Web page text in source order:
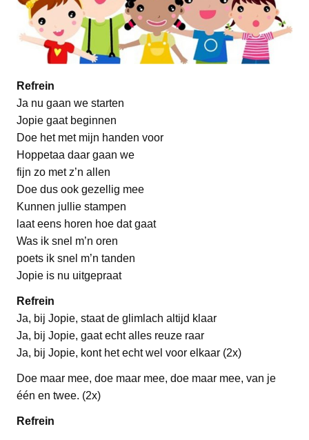
Refrein
Ja nu gaan we starten
Jopie gaat beginnen
Doe het met mijn handen voor
Hoppetaa daar gaan we
fijn zo met z’n allen
Doe dus ook gezellig mee
Kunnen jullie stampen
laat eens horen hoe dat gaat
Was ik snel m’n oren
poets ik snel m’n tanden
Jopie is nu uitgepraat
Refrein
Ja, bij Jopie, staat de glimlach altijd klaar
Ja, bij Jopie, gaat echt alles reuze raar
Ja, bij Jopie, kont het echt wel voor elkaar (2x)
Doe maar mee, doe maar mee, doe maar mee, van je
één en twee. (2x)
Refrein